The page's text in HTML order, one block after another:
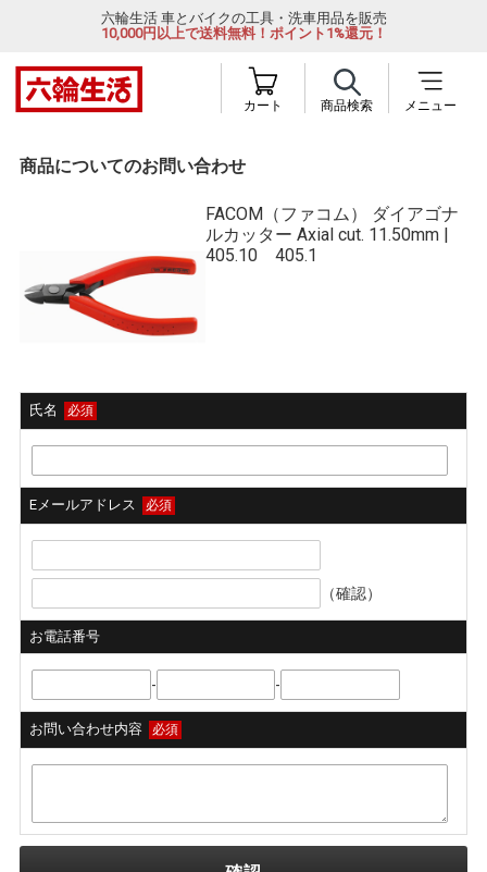
六輪生活 車とバイクの工具・洗車用品を販売
10,000円以上で送料無料！ポイント1%還元！
カート 商品検索 メニュー
商品についてのお問い合わせ
FACOM（ファコム） ダイアゴナ
ルカッター Axial cut. 11.50mm |
405.10 405.1
氏名 必須
Eメールアドレス 必須
（確認）
お電話番号
- -
お問い合わせ内容 必須